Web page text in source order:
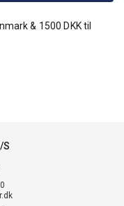
& 1500 DKK til
S